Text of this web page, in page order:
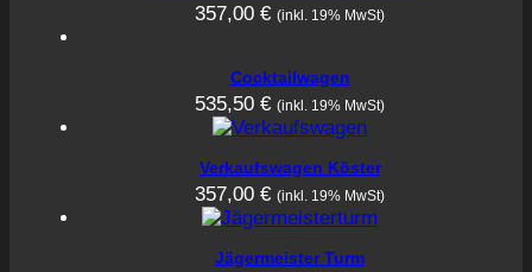
357,00 € (inkl. 19% MwSt)
Cocktailwagen
535,50 € (inkl. 19% MwSt)
Verkaufswagen Köster
357,00 € (inkl. 19% MwSt)
Jägermeister Turm